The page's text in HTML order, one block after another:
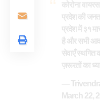
कोरोना
प्रदेश की
प्रदेश में ३१
है और सभी
सेवाएँ स्थगित
ज़रूरतों का
—
March 22,